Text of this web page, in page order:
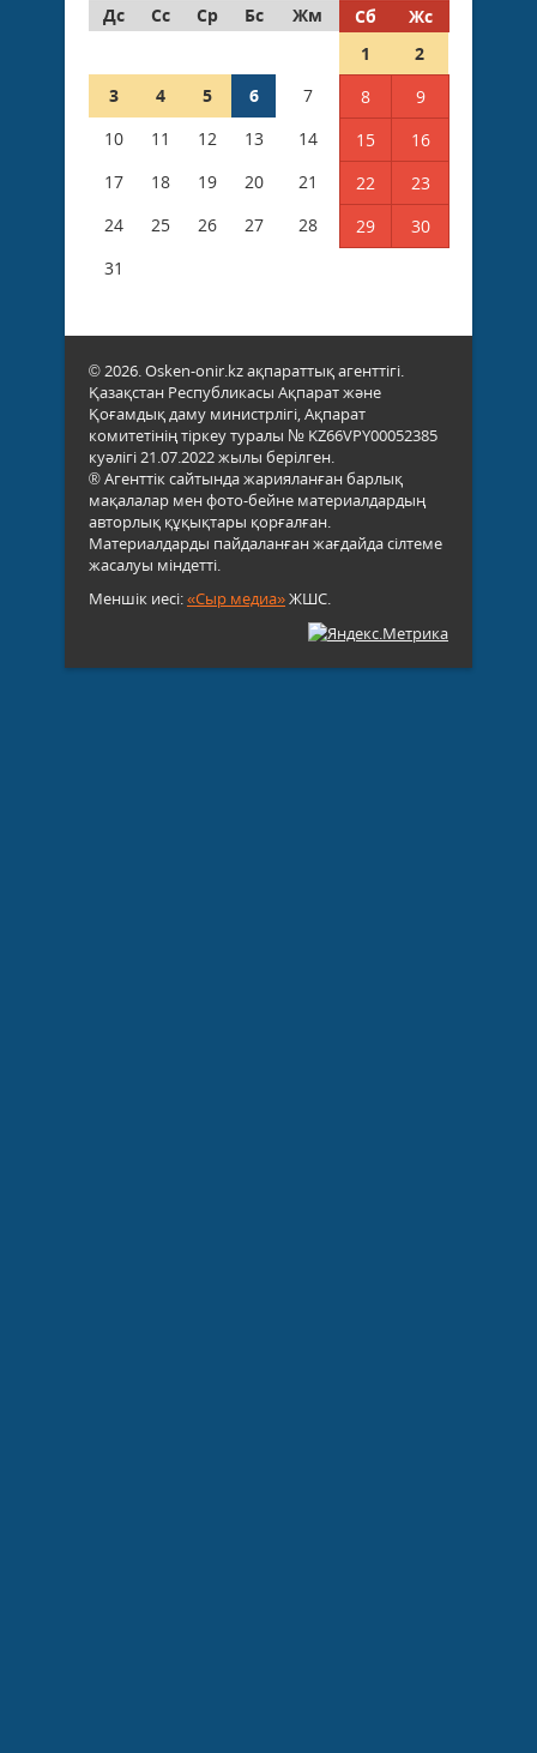
Дс
Сс Ср Бс Жм Сб
Жс
1
2
3
4 5 6 7 8
9
10
11 12 13 14 15
16
17
18 19 20 21 22
23
24
25 26 27 28 29
30
31
© 2026. Osken-onir.kz ақпараттық агенттігі.
Қазақстан Республикасы Ақпарат және
Қоғамдық даму министрлігі, Ақпарат
комитетінің тіркеу туралы № KZ66VPY00052385
куәлігі 21.07.2022 жылы берілген.
® Агенттік сайтында жарияланған барлық
мақалалар мен фото-бейне материалдардың
авторлық құқықтары қорғалған.
Материалдарды пайдаланған жағдайда сілтеме
жасалуы міндетті.
Меншік иесі:«Сыр медиа»ЖШС.